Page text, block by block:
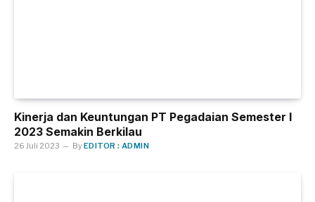
Kinerja dan Keuntungan PT Pegadaian Semester I
2023 Semakin Berkilau
26 Juli 2023 ByEDITOR : ADMIN